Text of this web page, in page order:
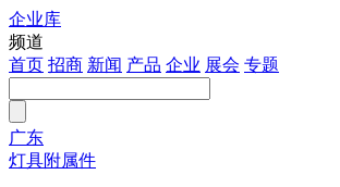
企业库
频道
首页 招商 新闻 产品 企业 展会 专题
广东
灯具附属件